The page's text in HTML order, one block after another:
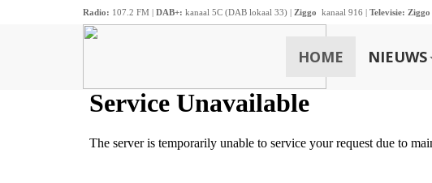
Radio: 107.2 FM | DAB+: kanaal 5C (DAB lokaal 33) | Ziggo kanaal 916 | Televisie: Ziggo
HOME NIEUWS